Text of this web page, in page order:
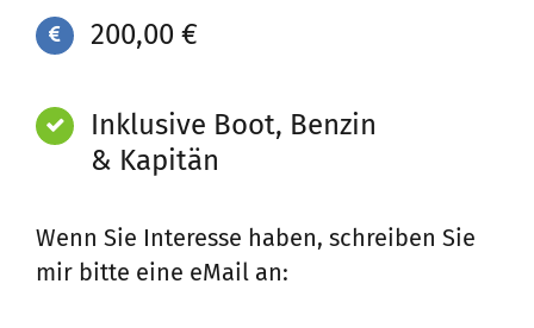
200,00 €
Inklusive Boot, Benzin
& Kapitän
Wenn Sie Interesse haben, schreiben Sie
mir bitte eine eMail an: